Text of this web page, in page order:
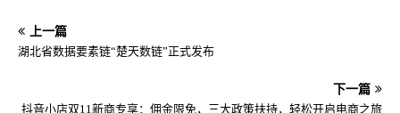
上一篇
湖北省数据要素链“楚天数链”正式发布
下一篇
抖音小店双11新商专享：佣金限免，三大政策扶持，轻松开启电商之旅